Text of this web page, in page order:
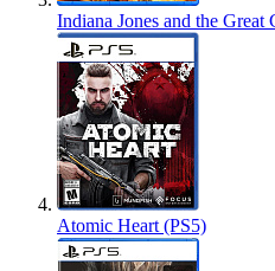
Indiana Jones and the Great
Atomic Heart (PS5)